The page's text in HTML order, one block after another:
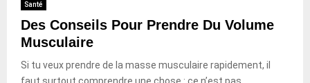
Santé
Des Conseils Pour Prendre Du Volume
Musculaire
Si tu veux prendre de la masse musculaire rapidement, il